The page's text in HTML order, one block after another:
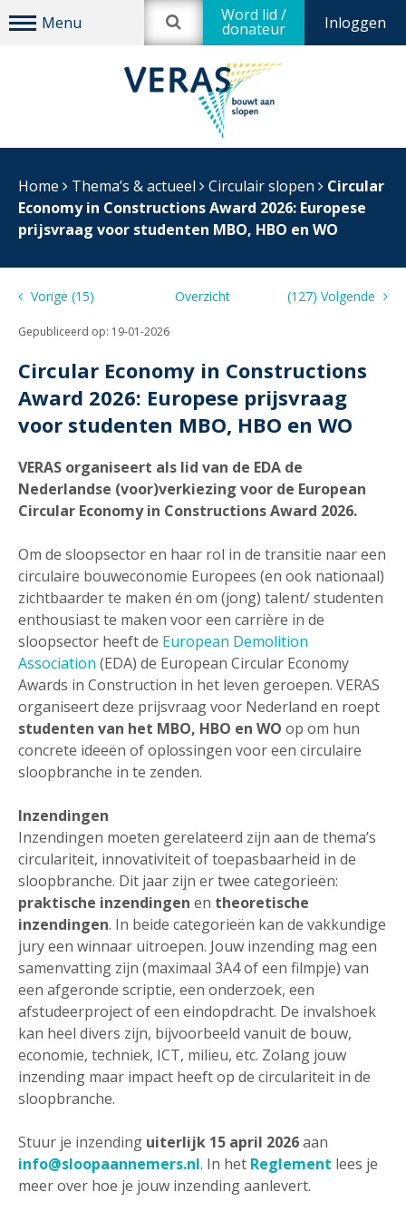
Inloggen
Word lid /
donateur
Home Thema’s & actueel Circulair slopen
Circular
Economy in Constructions Award 2026: Europese
prijsvraag voor studenten MBO, HBO en WO
Vorige (15) Overzicht (127) Volgende
Gepubliceerd op: 19-01-2026
Circular Economy in Constructions
Award 2026: Europese prijsvraag
voor studenten MBO, HBO en WO
VERAS organiseert als lid van de EDA de
Nederlandse (voor)verkiezing voor de European
Circular Economy in Constructions Award 2026.
Om de sloopsector en haar rol in de transitie naar een
circulaire bouweconomie Europees (en ook nationaal)
zichtbaarder te maken én om (jong) talent/ studenten
enthousiast te maken voor een carrière in de
sloopsector heeft de European Demolition
Association (EDA) de European Circular Economy
Awards in Construction in het leven geroepen. VERAS
organiseert deze prijsvraag voor Nederland en roept
studenten van het MBO, HBO en WO op om hun
concrete ideeën of oplossingen voor een circulaire
sloopbranche in te zenden.
Inzendingen
Inzendingen moeten gerelateerd zijn aan de thema’s
circulariteit, innovativiteit of toepasbaarheid in de
sloopbranche. Dit jaar zijn er twee categorieën:
praktische inzendingen en theoretische
inzendingen. In beide categorieën kan de vakkundige
jury een winnaar uitroepen. Jouw inzending mag een
samenvatting zijn (maximaal 3A4 of een filmpje) van
een afgeronde scriptie, een onderzoek, een
afstudeerproject of een eindopdracht. De invalshoek
kan heel divers zijn, bijvoorbeeld vanuit de bouw,
economie, techniek, ICT, milieu, etc. Zolang jouw
inzending maar impact heeft op de circulariteit in de
sloopbranche.
Stuur je inzending uiterlijk 15 april 2026aan
info@sloopaannemers.nl. In het Reglement lees je
meer over hoe je jouw inzending aanlevert.